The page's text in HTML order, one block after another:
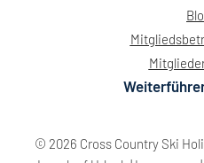
© 2026 Cross Country Ski